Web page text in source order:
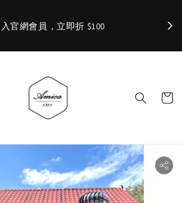
官網會員，立即折 $100 ✨